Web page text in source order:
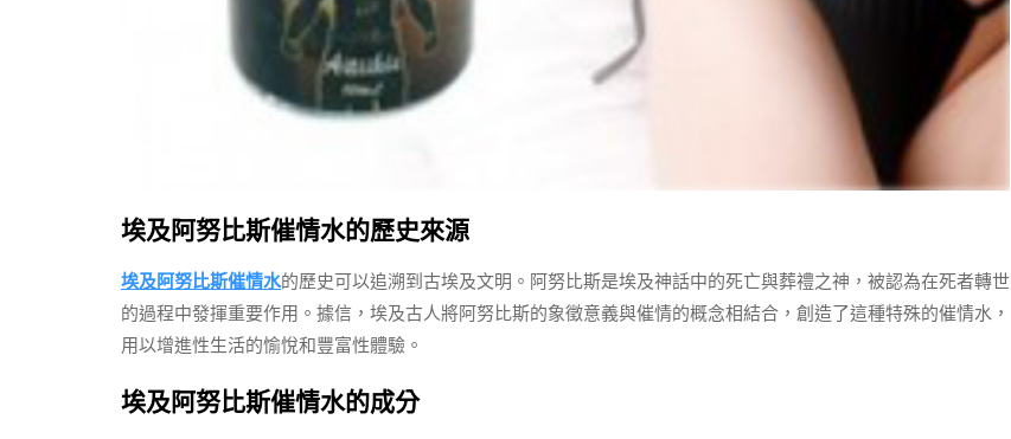
埃及阿努比斯催情水的歷史來源
埃及阿努比斯催情水的歷史可以追溯到古埃及文明。阿努比斯是埃及神話中的死亡與葬禮之神，被認為在死者轉世
的過程中發揮重要作用。據信，埃及古人將阿努比斯的象徵意義與催情的概念相結合，創造了這種特殊的催情水，
用以增進性生活的愉悅和豐富性體驗。
埃及阿努比斯催情水的成分